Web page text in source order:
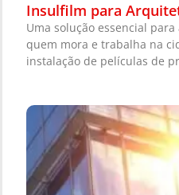
Insulfilm para
Uma solução essencial
quem mora e trabalha na
instalação de películas de